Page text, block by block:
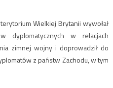
Wielkiej Brytanii wywołał
dyplomatycznych w relacjach
zimnej wojny i doprowadził do
z państw Zachodu, w tym